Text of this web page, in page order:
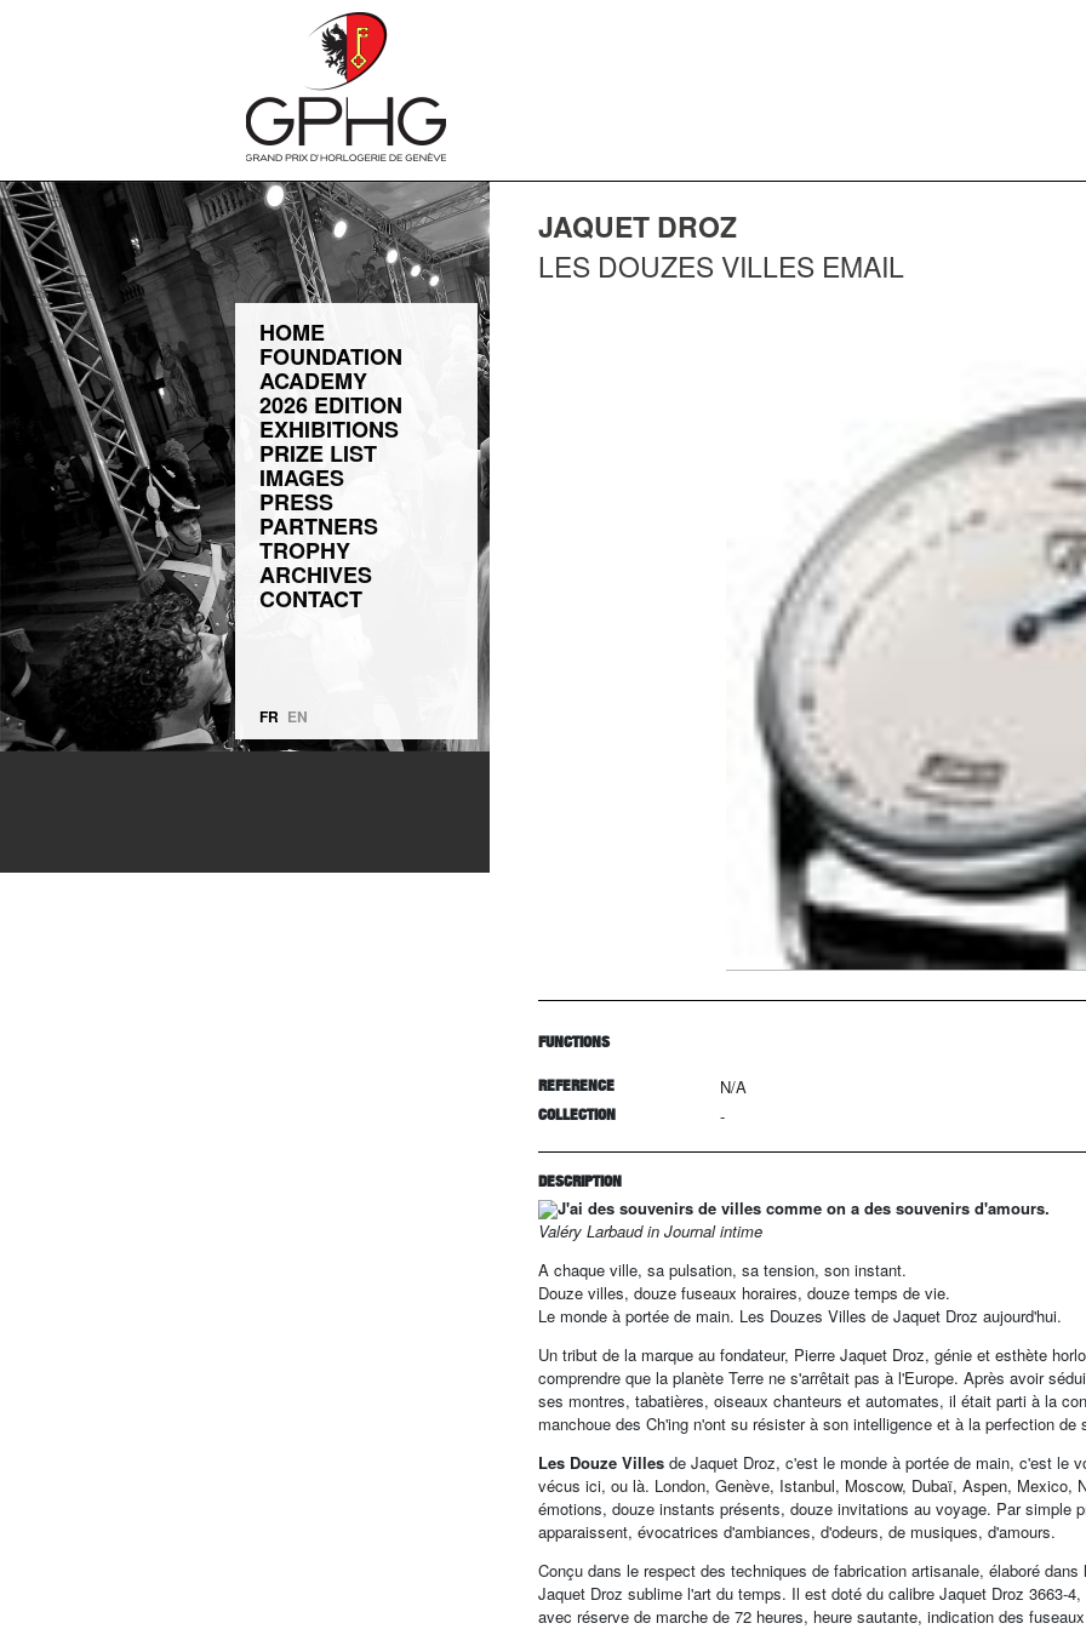
HOME
FOUNDATION
ACADEMY
2026 EDITION
EXHIBITIONS
PRIZE LIST
IMAGES
PRESS
PARTNERS
TROPHY
ARCHIVES
CONTACT
FR EN
JAQUET DROZ
LES DOUZES VILLES EMAIL
FUNCTIONS
REFERENCE N/A
COLLECTION -
DESCRIPTION
J'ai des souvenirs de villes comme on a des souvenirs d'amours.
Valéry Larbaud in Journal intime
A chaque ville, sa pulsation, sa tension, son instant.
Douze villes, douze fuseaux horaires, douze temps de vie.
Le monde à portée de main. Les Douzes Villes de Jaquet Droz aujourd'hui.
Un tribut de la marque au fondateur, Pierre Jaquet Droz, génie et esthète
comprendre que la planète Terre ne s'arrêtait pas à l'Europe. Après avoir
ses montres, tabatières, oiseaux chanteurs et automates, il était parti à la
manchoue des Ch'ing n'ont su résister à son intelligence et à la perfection de
Les Douze Villes de Jaquet Droz, c'est le monde à portée de main, c'est le
vécus ici, ou là. London, Genève, Istanbul, Moscow, Dubaï, Aspen,
émotions, douze instants présents, douze invitations au voyage. Par
apparaissent, évocatrices d'ambiances, d'odeurs, de musiques, d'amours.
Conçu dans le respect des techniques de fabrication artisanale, élaboré
Jaquet Droz sublime l'art du temps. Il est doté du calibre Jaquet Droz 3663-
avec réserve de marche de 72 heures, heure sautante, indication des